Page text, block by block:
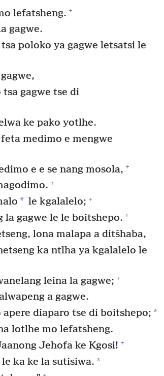
lefatsheng. +
gagwe.
poloko ya gagwe letsatsi le
gagwe tse di
ke pako yotlhe.
medimo e mengwe
e e se nang mosola, +
+
* le kgalalelo; +
gagwe le le boitshepo. +
lona malapa a ditšhaba,
ka ntlha ya kgalalelo le
leina la gagwe; +
a gagwe.
diaparo tse di boitshepo; *
lotlhe mo lefatsheng.
Jehofa ke Kgosi! +
ka ke la sutisiwa. *